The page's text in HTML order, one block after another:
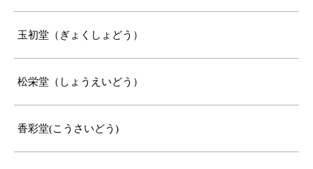
玉初堂（ぎょくしょどう）
松栄堂（しょうえいどう）
香彩堂(こうさいどう)